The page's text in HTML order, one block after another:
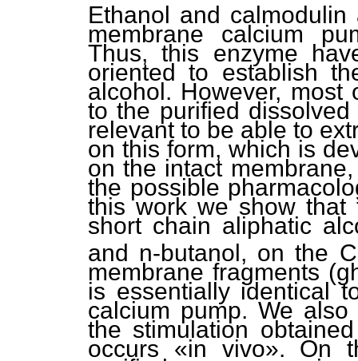
Ethanol and
membrane calcium
Thus, this enzyme
oriented to establish
alcohol. However, most
to the purified
relevant to be able to
on this form, which is
on the intact
the possible
this work we show that
short chain aliphatic
and n-butanol, on the
membrane fragments
is essentially identical
calcium pump. We
the stimulation
occurs «in vivo». On